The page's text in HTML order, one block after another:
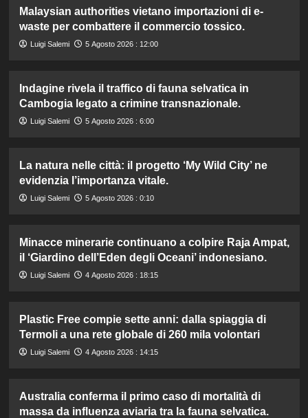
Malaysian authorities vietano importazioni di e-
waste per combattere il commercio tossico.
Luigi Salemi 5 Agosto 2026 : 12:00
Indagine rivela il traffico di fauna selvatica in
Cambogia legato a crimine transnazionale.
Luigi Salemi 5 Agosto 2026 : 6:00
La natura nelle città: il progetto ‘My Wild City’ ne
evidenzia l’importanza vitale.
Luigi Salemi 5 Agosto 2026 : 0:10
Minacce minerarie continuano a colpire Raja Ampat,
il ‘Giardino dell’Eden degli Oceani’ indonesiano.
Luigi Salemi 4 Agosto 2026 : 18:15
Plastic Free compie sette anni: dalla spiaggia di
Termoli a una rete globale di 260 mila volontari
Luigi Salemi 4 Agosto 2026 : 14:15
Australia conferma il primo caso di mortalità di
massa da influenza aviaria tra la fauna selvatica.